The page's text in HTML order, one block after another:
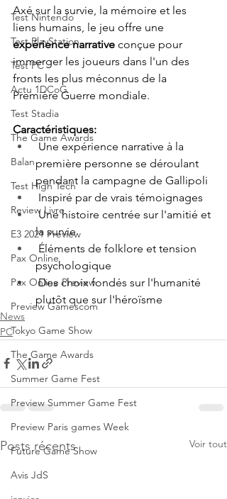
Test Nintendo
Test PlayStation
Test PC
Actu 1DCoG
Test Stadia
The Game Awards
Balan
Test High Tech
Review Livre
E3 2021 Preview
Pax Online
Pax Online Preview
Preview Gamescom
Tokyo Game Show
The Game Awards
Summer Game Fest
Preview Summer Game Fest
Preview Paris games Week
Future Game Show
Avis JdS
Axé sur la survie, la mémoire et les
liens humains, le jeu offre une
expérience narrative conçue pour
immerger les joueurs dans l'un des
fronts les plus méconnus de la
Première Guerre mondiale.
Caractéristiques:
Une expérience narrative à la
première personne se déroulant
pendant la campagne de Gallipoli
Inspiré par de vrais témoignages
Une histoire centrée sur l'amitié et
la survie
Éléments de folklore et tension
psychologique
Des choix fondés sur l'humanité
plutôt que sur l'héroïsme
News
PC
Posts récents Voir tout